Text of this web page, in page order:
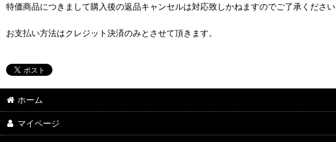
特価商品につきまして購入後の返品キャンセルは対応致しかねますのでご了承ください
お支払い方法はクレジット決済のみとさせて頂きます。
ホーム
マイページ